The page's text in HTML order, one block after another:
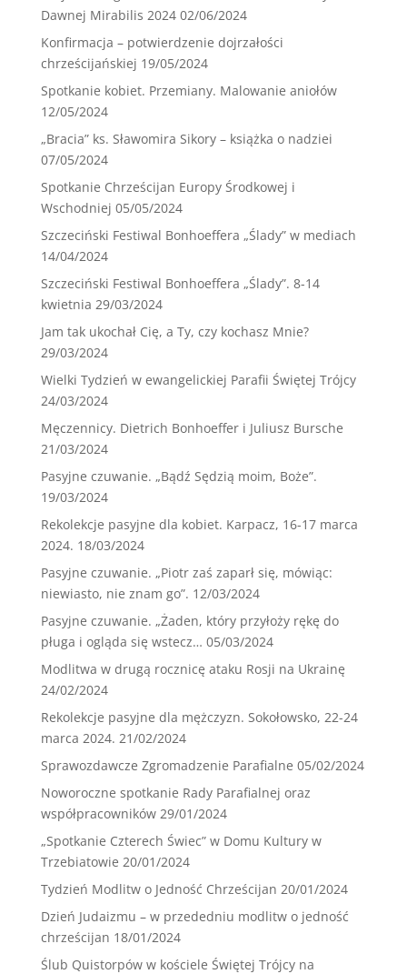
Dawnej Mirabilis 2024 02/06/2024
Konfirmacja – potwierdzenie dojrzałości
chrześcijańskiej 19/05/2024
Spotkanie kobiet. Przemiany. Malowanie aniołów
12/05/2024
„Bracia” ks. Sławomira Sikory – książka o nadziei
07/05/2024
Spotkanie Chrześcijan Europy Środkowej i
Wschodniej 05/05/2024
Szczeciński Festiwal Bonhoeffera „Ślady” w mediach
14/04/2024
Szczeciński Festiwal Bonhoeffera „Ślady”. 8-14
kwietnia 29/03/2024
Jam tak ukochał Cię, a Ty, czy kochasz Mnie?
29/03/2024
Wielki Tydzień w ewangelickiej Parafii Świętej Trójcy
24/03/2024
Męczennicy. Dietrich Bonhoeffer i Juliusz Bursche
21/03/2024
Pasyjne czuwanie. „Bądź Sędzią moim, Boże”.
19/03/2024
Rekolekcje pasyjne dla kobiet. Karpacz, 16-17 marca
2024. 18/03/2024
Pasyjne czuwanie. „Piotr zaś zaparł się, mówiąc:
niewiasto, nie znam go”. 12/03/2024
Pasyjne czuwanie. „Żaden, który przyłoży rękę do
pługa i ogląda się wstecz… 05/03/2024
Modlitwa w drugą rocznicę ataku Rosji na Ukrainę
24/02/2024
Rekolekcje pasyjne dla mężczyzn. Sokołowsko, 22-24
marca 2024. 21/02/2024
Sprawozdawcze Zgromadzenie Parafialne 05/02/2024
Noworoczne spotkanie Rady Parafialnej oraz
współpracowników 29/01/2024
„Spotkanie Czterech Świec” w Domu Kultury w
Trzebiatowie 20/01/2024
Tydzień Modlitw o Jedność Chrześcijan 20/01/2024
Dzień Judaizmu – w przededniu modlitw o jedność
chrześcijan 18/01/2024
Ślub Quistorpów w kościele Świętej Trójcy na